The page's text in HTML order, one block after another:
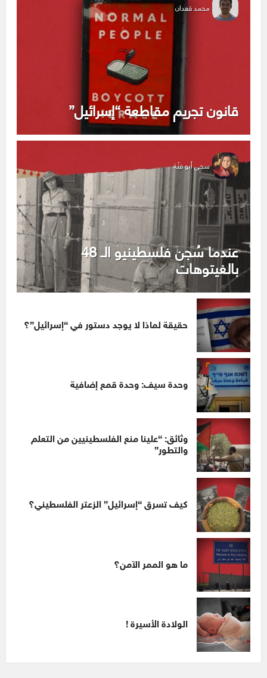
محمد قعدان
قانون تجريم مقاطعة “إسرائيل”
سجى أبو فنّة
عندما سُجن فلسطينيو الـ 48
بالغيتوهات
حقيقة لماذا لا يوجد دستور في “إسرائيل”؟
وحدة سيف: وحدة قمع إضافية
وثائق: “علينا منع الفلسطينيين من التعلم
والتطور”
كيف تسرق “إسرائيل” الزعتر الفلسطيني؟
ما هو الممر الآمن؟
الولادة الأسيرة !